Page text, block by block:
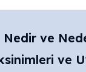
ve
ve